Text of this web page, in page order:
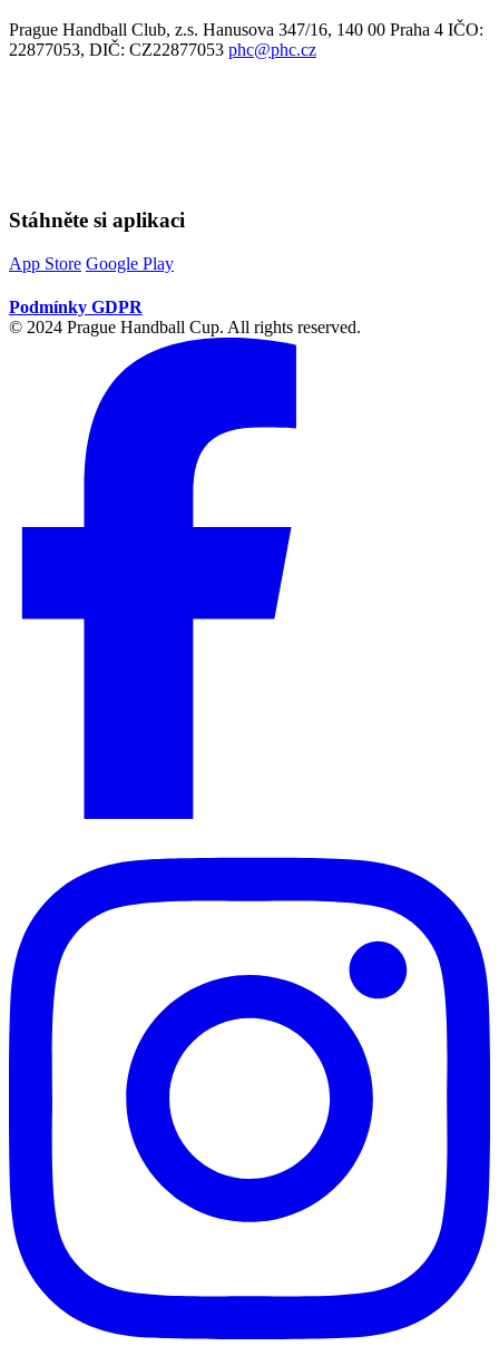
Prague Handball Club, z.s. Hanusova 347/16, 140 00 Praha 4 IČO:
22877053, DIČ: CZ22877053 phc@phc.cz
Stáhněte si aplikaci
App Store Google Play
Podmínky GDPR
© 2024 Prague Handball Cup. All rights reserved.